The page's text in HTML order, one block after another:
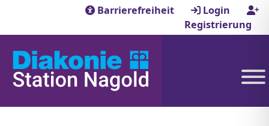
Barrierefreiheit
Login
Registrierung